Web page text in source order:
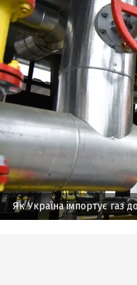
Як Україна імпортує газ